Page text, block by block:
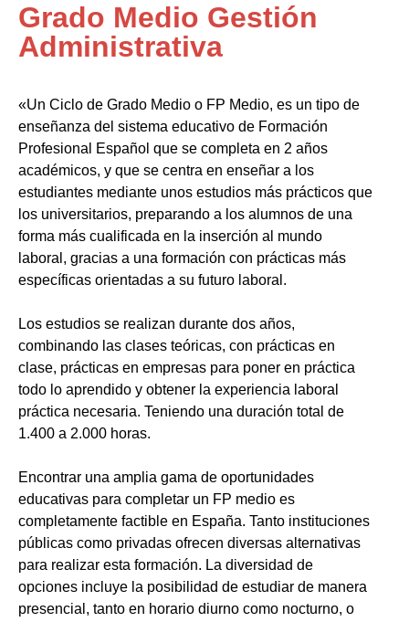
Grado Medio Gestión
Administrativa
«Un Ciclo de Grado Medio o FP Medio, es un tipo de
enseñanza del sistema educativo de Formación
Profesional Español que se completa en 2 años
académicos, y que se centra en enseñar a los
estudiantes mediante unos estudios más prácticos que
los universitarios, preparando a los alumnos de una
forma más cualificada en la inserción al mundo
laboral, gracias a una formación con prácticas más
específicas orientadas a su futuro laboral.
Los estudios se realizan durante dos años,
combinando las clases teóricas, con prácticas en
clase, prácticas en empresas para poner en práctica
todo lo aprendido y obtener la experiencia laboral
práctica necesaria. Teniendo una duración total de
1.400 a 2.000 horas.
Encontrar una amplia gama de oportunidades
educativas para completar un FP medio es
completamente factible en España. Tanto instituciones
públicas como privadas ofrecen diversas alternativas
para realizar esta formación. La diversidad de
opciones incluye la posibilidad de estudiar de manera
presencial, tanto en horario diurno como nocturno, o